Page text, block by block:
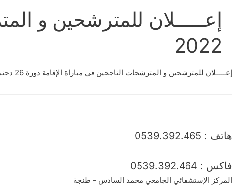
2022
إعـــــلان للمترشحين و المترشحات الناجحين في مباراة الإقامة دورة 26 دجنبر 2022
هاتف : 0539.392.465
فاكس : 0539.392.464
المركز الإستشفائي الجامعي محمد السادس – طنجة